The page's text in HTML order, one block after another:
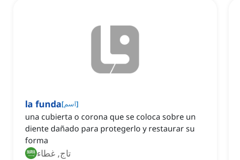
la funda[اسم]
una cubierta o corona que se coloca sobre un
diente dañado para protegerlo y restaurar su
forma
تاج, غطاء